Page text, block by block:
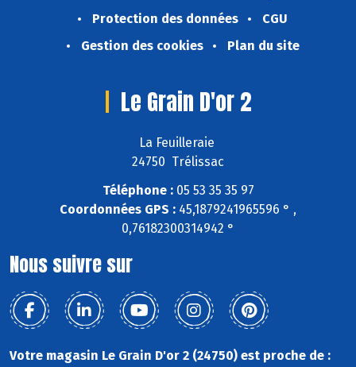
Protection des données
CGU
Gestion des cookies
Plan du site
Le Grain D'or 2
La Feuilleraie
24750 Trélissac
Téléphone :05 53 35 35 97
Coordonnées GPS : 45,1879241965596 ° ,
0,76182300314942 °
Nous suivre sur
Votre magasin Le Grain D'or 2 (24750) est proche de :